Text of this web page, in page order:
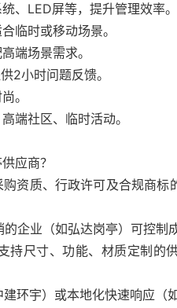
、LED屏等，提升管理效率。
临时或移动场景。
端场景需求。
2小时问题反馈。
。
端社区、临时活动。
应商？
资质、行政许可及合规商
企业（如弘达岗亭）可控制
持尺寸、功能、材质定制的
环宇）或本地化快速响应（